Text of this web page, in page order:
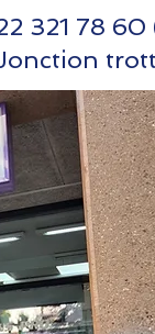
321 78 60